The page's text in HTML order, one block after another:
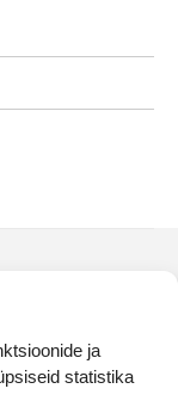
ja
statistika